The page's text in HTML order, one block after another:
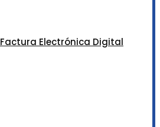
Factura Electrónica Digital